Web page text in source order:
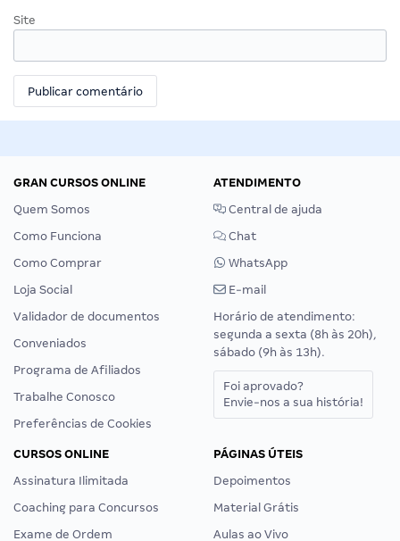
Site
GRAN CURSOS ONLINE
Quem Somos
Como Funciona
Como Comprar
Loja Social
Validador de documentos
Conveniados
Programa de Afiliados
Trabalhe Conosco
Preferências de Cookies
ATENDIMENTO
Central de ajuda
Chat
WhatsApp
E-mail
Horário de atendimento:
segunda a sexta (8h às 20h),
sábado (9h às 13h).
Foi aprovado?
Envie-nos a sua história!
CURSOS ONLINE
Assinatura Ilimitada
Coaching para Concursos
Exame de Ordem
PÁGINAS ÚTEIS
Depoimentos
Material Grátis
Aulas ao Vivo